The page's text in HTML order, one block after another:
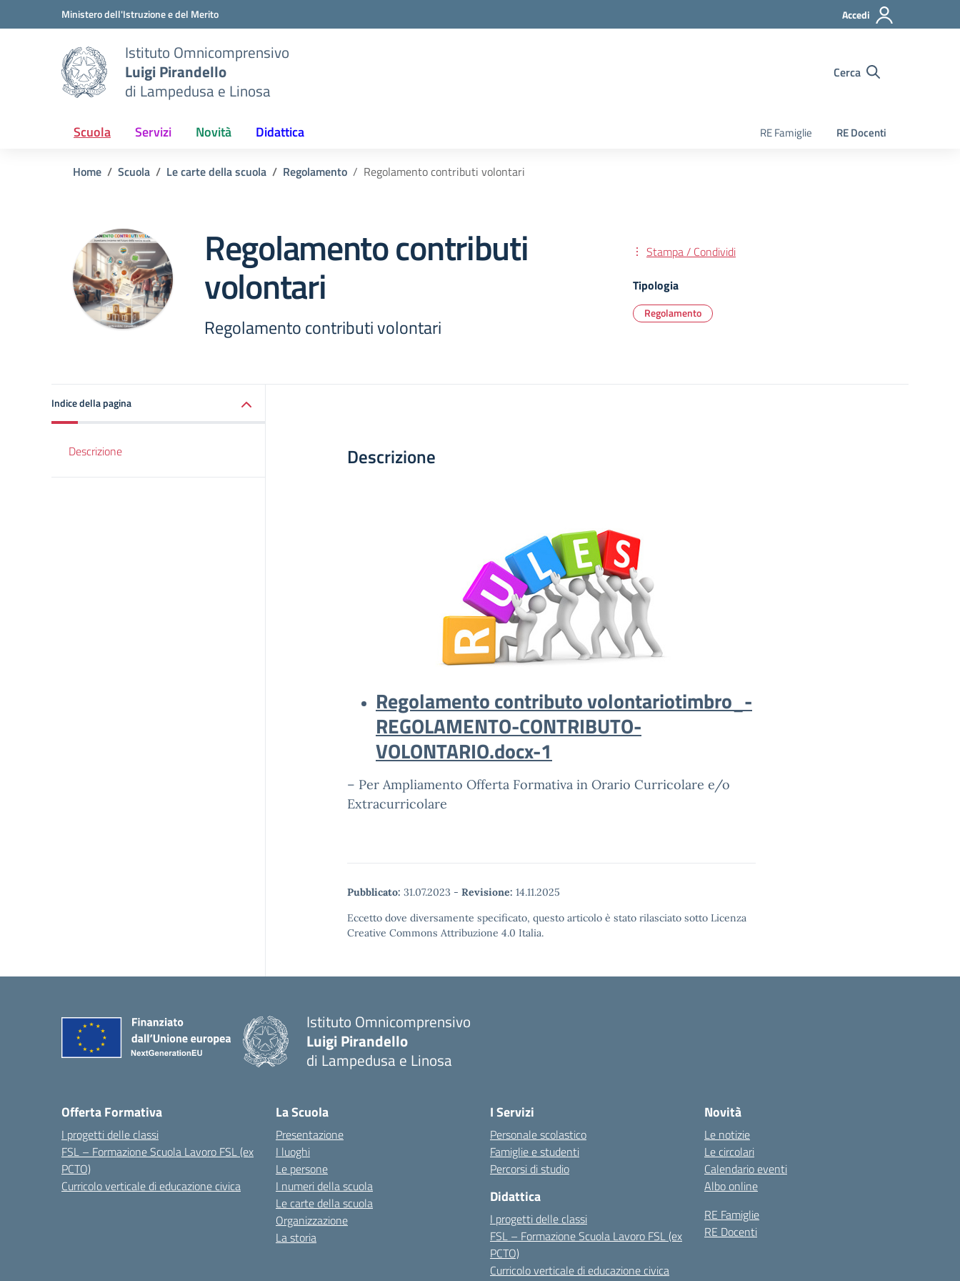
Vai ai contenuti
Vai al menu di navigazioneMinistero dell'Istruzione e del Merito Accedi
Istituto Omnicomprensivo
Luigi Pirandello
di Lampedusa e Linosa
Cerca
Scuola Servizi Novità Didattica RE Famiglie RE Docenti
Home Scuola Le carte della scuola Regolamento Regolamento contributi volontari
Regolamento contributi
volontari
Regolamento contributi volontari
Stampa / Condividi
Tipologia
Regolamento
Indice della pagina
Descrizione Descrizione
Regolamento contributo volontariotimbro_-
REGOLAMENTO-CONTRIBUTO-
VOLONTARIO.docx-1
– Per Ampliamento Offerta Formativa in Orario Curricolare e/o
Extracurricolare
Pubblicato: 31.07.2023 - Revisione: 14.11.2025
Eccetto dove diversamente specificato, questo articolo è stato rilasciato sotto Licenza
Creative Commons Attribuzione 4.0 Italia.
Istituto Omnicomprensivo
Luigi Pirandello
di Lampedusa e Linosa
Offerta Formativa
I progetti delle classi
FSL – Formazione Scuola Lavoro FSL (ex
PCTO)
Curricolo verticale di educazione civica
La Scuola
Presentazione
I luoghi
Le persone
I numeri della scuola
Le carte della scuola
Organizzazione
La storia
I Servizi
Personale scolastico
Famiglie e studenti
Percorsi di studio
Didattica
I progetti delle classi
FSL – Formazione Scuola Lavoro FSL (ex
PCTO)
Curricolo verticale di educazione civica
Novità
Le notizie
Le circolari
Calendario eventi
Albo online
RE Famiglie
RE Docenti